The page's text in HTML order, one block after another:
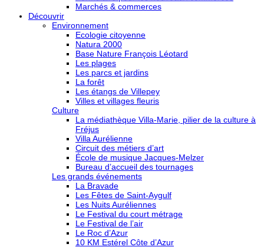
Marchés & commerces
Découvrir
Environnement
Ecologie citoyenne
Natura 2000
Base Nature François Léotard
Les plages
Les parcs et jardins
La forêt
Les étangs de Villepey
Villes et villages fleuris
Culture
La médiathèque Villa-Marie, pilier de la culture à
Fréjus
Villa Aurélienne
Circuit des métiers d’art
École de musique Jacques-Melzer
Bureau d’accueil des tournages
Les grands événements
La Bravade
Les Fêtes de Saint-Aygulf
Les Nuits Auréliennes
Le Festival du court métrage
Le Festival de l’air
Le Roc d’Azur
10 KM Estérel Côte d’Azur